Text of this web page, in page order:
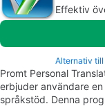
Effektiv
Alternativ till
Promt Personal
erbjuder användare
språkstöd. Denna